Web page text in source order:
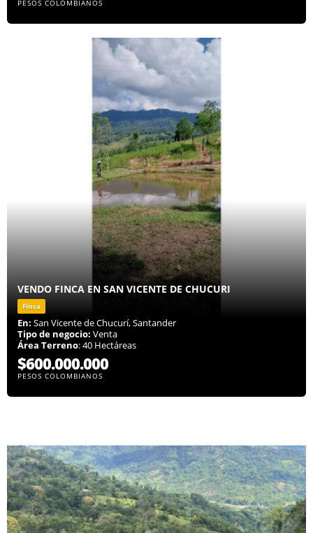
PESOS COLOMBIANOS
VENDO FINCA EN SAN VICENTE DE CHUCURI
Finca
En: San Vicente de Chucurí, Santander
Tipo de negocio: Venta
Área Terreno: 40 Hectáreas
$600.000.000
PESOS COLOMBIANOS